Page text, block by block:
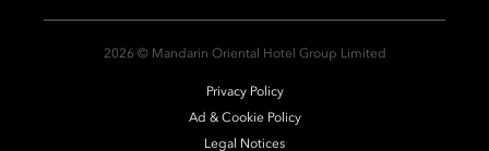
2026 © Mandarin Oriental Hotel Group Limited
Privacy Policy
Ad & Cookie Policy
Legal Notices